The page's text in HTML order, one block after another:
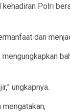
Polri
dan
ungkapnya.